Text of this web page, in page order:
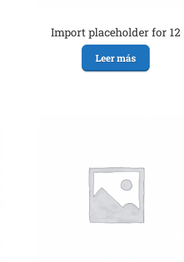
Import placeholder for 12
Leer más